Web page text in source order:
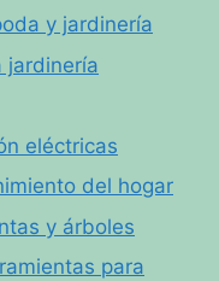
y jardinería
jardinería
eléctricas
del hogar
y árboles
para